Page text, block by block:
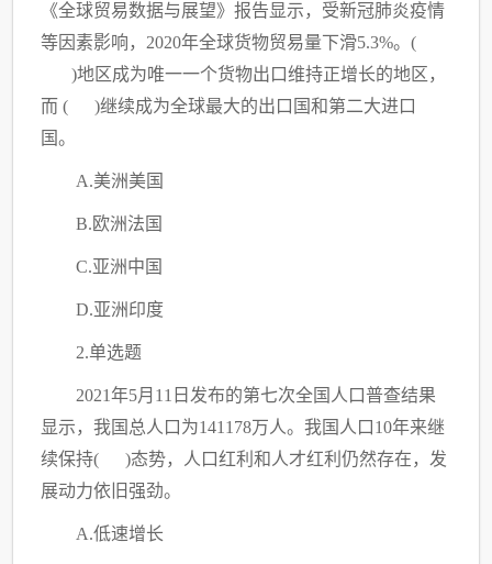
《全球贸易数据与展望》报告显示，受新冠肺炎疫情
等因素影响，2020年全球货物贸易量下滑5.3%。(
)地区成为唯一一个货物出口维持正增长的地区，
而 ( )继续成为全球最大的出口国和第二大进口
国。
A.美洲美国
B.欧洲法国
C.亚洲中国
D.亚洲印度
2.单选题
2021年5月11日发布的第七次全国人口普查结果
显示，我国总人口为141178万人。我国人口10年来继
续保持( )态势，人口红利和人才红利仍然存在，发
展动力依旧强劲。
A.低速增长